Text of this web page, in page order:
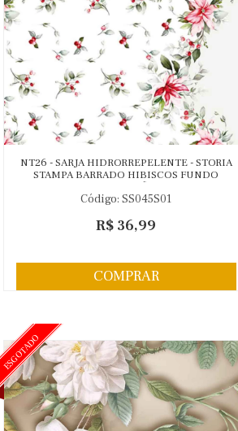
NT26 - SARJA HIDRORREPELENTE - STORIA
STAMPA BARRADO HIBISCOS FUNDO
Código: SS045S01
R$ 36,99
COMPRAR
ESGOTADO